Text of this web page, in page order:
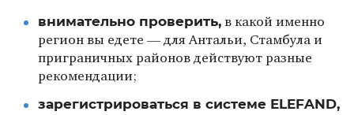
внимательно проверить,в какой именно
регион вы едете — для Антальи, Стамбула и
приграничных районов действуют разные
рекомендации;
зарегистрироваться в системе ELEFAND,